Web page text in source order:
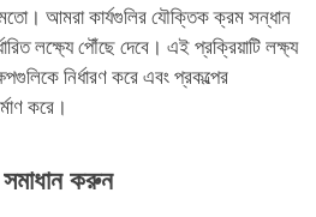
আমরা কার্যগুলির যৌক্তিক ক্রম সন্ধান
লক্ষ্যে পৌঁছে দেবে। এই প্রক্রিয়াটি লক্ষ্য
নির্ধারণ করে এবং প্রকল্পের
করে।
করুন